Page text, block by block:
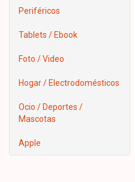
Periféricos
Tablets / Ebook
Foto / Video
Hogar / Electrodomésticos
Ocio / Deportes /
Mascotas
Apple